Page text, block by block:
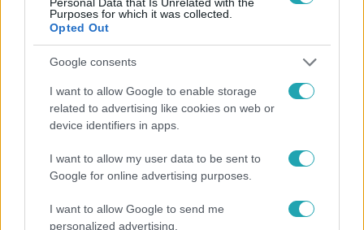
Purposes for which it was collected.
Opted Out
Google consents
I want to allow Google to enable storage
related to advertising like cookies on web or
device identifiers in apps.
I want to allow my user data to be sent to
Google for online advertising purposes.
I want to allow Google to send me
personalized advertising.
Népszerű